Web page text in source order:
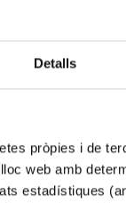
Detalls
pròpies i de
web amb
estadístiques